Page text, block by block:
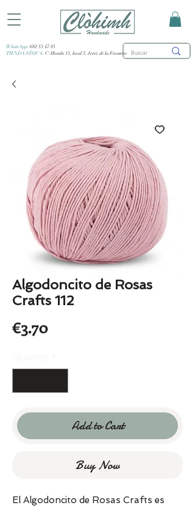
WhatsApp: 682 53 47 85
TIENDA FÍSICA: C/ Honda 15, local 3, Jerez de la Frontera
Algodoncito de Rosas
Crafts 112
€3.70Price
Add to Cart
Buy Now
El Algodoncito de Rosas Crafts es